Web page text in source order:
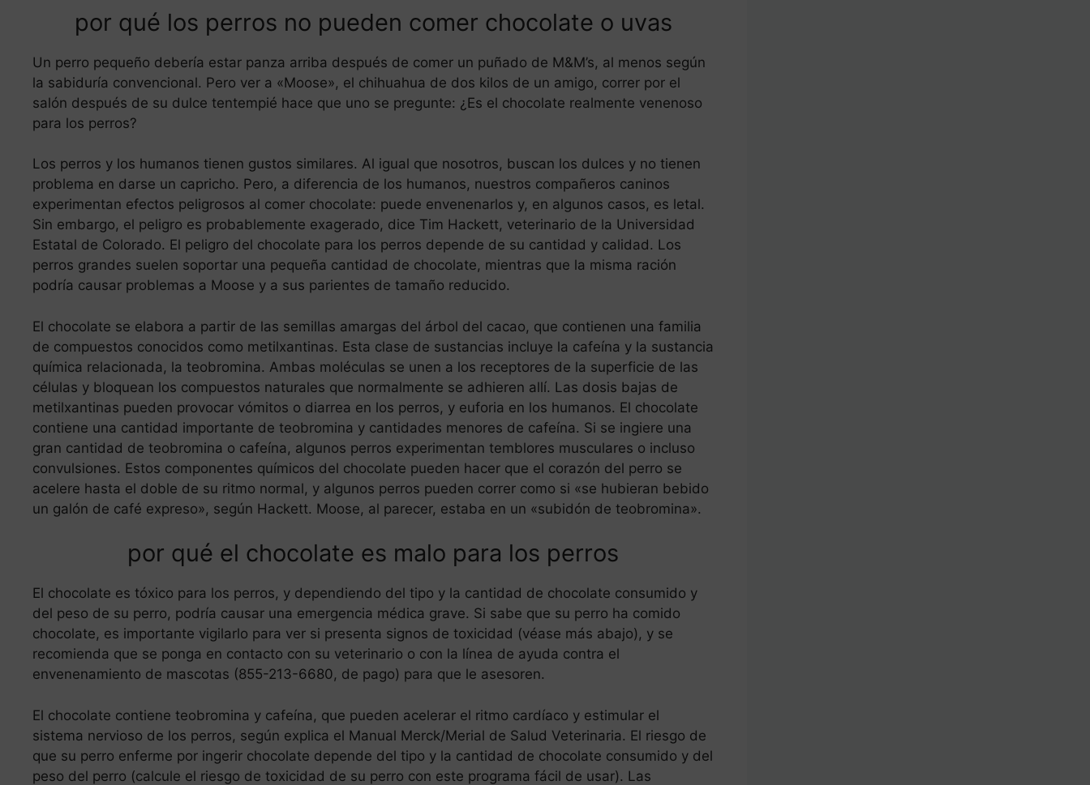
por qué los perros no pueden comer chocolate o uvas
Un perro pequeño debería estar panza arriba después de comer un puñado de M&M’s, al menos según
la sabiduría convencional. Pero ver a «Moose», el chihuahua de dos kilos de un amigo, correr por el
salón después de su dulce tentempié hace que uno se pregunte: ¿Es el chocolate realmente venenoso
para los perros?
Los perros y los humanos tienen gustos similares. Al igual que nosotros, buscan los dulces y no tienen
problema en darse un capricho. Pero, a diferencia de los humanos, nuestros compañeros caninos
experimentan efectos peligrosos al comer chocolate: puede envenenarlos y, en algunos casos, es letal.
Sin embargo, el peligro es probablemente exagerado, dice Tim Hackett, veterinario de la Universidad
Estatal de Colorado. El peligro del chocolate para los perros depende de su cantidad y calidad. Los
perros grandes suelen soportar una pequeña cantidad de chocolate, mientras que la misma ración
podría causar problemas a Moose y a sus parientes de tamaño reducido.
El chocolate se elabora a partir de las semillas amargas del árbol del cacao, que contienen una familia
de compuestos conocidos como metilxantinas. Esta clase de sustancias incluye la cafeína y la sustancia
química relacionada, la teobromina. Ambas moléculas se unen a los receptores de la superficie de las
células y bloquean los compuestos naturales que normalmente se adhieren allí. Las dosis bajas de
metilxantinas pueden provocar vómitos o diarrea en los perros, y euforia en los humanos. El chocolate
contiene una cantidad importante de teobromina y cantidades menores de cafeína. Si se ingiere una
gran cantidad de teobromina o cafeína, algunos perros experimentan temblores musculares o incluso
convulsiones. Estos componentes químicos del chocolate pueden hacer que el corazón del perro se
acelere hasta el doble de su ritmo normal, y algunos perros pueden correr como si «se hubieran bebido
un galón de café expreso», según Hackett. Moose, al parecer, estaba en un «subidón de teobromina».
por qué el chocolate es malo para los perros
El chocolate es tóxico para los perros, y dependiendo del tipo y la cantidad de chocolate consumido y
del peso de su perro, podría causar una emergencia médica grave. Si sabe que su perro ha comido
chocolate, es importante vigilarlo para ver si presenta signos de toxicidad (véase más abajo), y se
recomienda que se ponga en contacto con su veterinario o con la línea de ayuda contra el
envenenamiento de mascotas (855-213-6680, de pago) para que le asesoren.
El chocolate contiene teobromina y cafeína, que pueden acelerar el ritmo cardíaco y estimular el
sistema nervioso de los perros, según explica el Manual Merck/Merial de Salud Veterinaria. El riesgo de
que su perro enferme por ingerir chocolate depende del tipo y la cantidad de chocolate consumido y del
peso del perro (calcule el riesgo de toxicidad de su perro con este programa fácil de usar). Las